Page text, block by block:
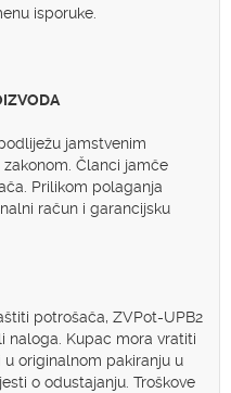
isporuke.
jamstvenim
Članci jamče
Prilikom polaganja
račun i garancijsku
potrošača, ZVPot-UPB2
naloga. Kupac mora vratiti
originalnom pakiranju u
o odustajanju. Troškove